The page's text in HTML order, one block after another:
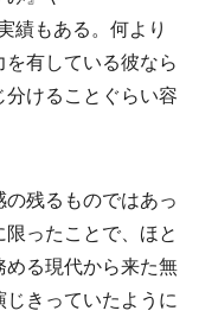
績もある。何より
有している彼なら
けることぐらい容
残るものではあっ
ったことで、ほと
る現代から来た無
きっていたように